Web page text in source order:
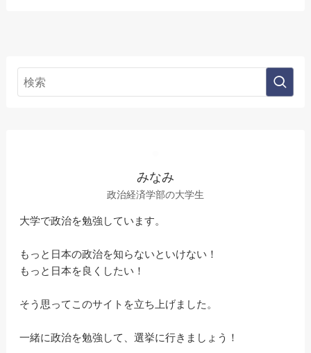
みなみ
政治経済学部の大学生
大学で政治を勉強しています。
もっと日本の政治を知らないといけない！
もっと日本を良くしたい！
そう思ってこのサイトを立ち上げました。
一緒に政治を勉強して、選挙に行きましょう！